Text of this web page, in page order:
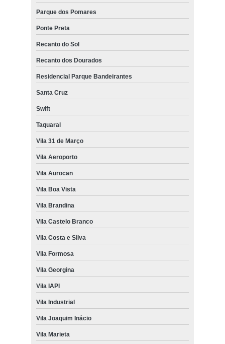
Parque dos Pomares
Ponte Preta
Recanto do Sol
Recanto dos Dourados
Residencial Parque Bandeirantes
Santa Cruz
Swift
Taquaral
Vila 31 de Março
Vila Aeroporto
Vila Aurocan
Vila Boa Vista
Vila Brandina
Vila Castelo Branco
Vila Costa e Silva
Vila Formosa
Vila Georgina
Vila IAPI
Vila Industrial
Vila Joaquim Inácio
Vila Marieta